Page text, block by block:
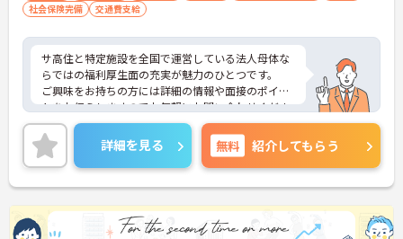
社会保険完備
交通費支給
サ高住と特定施設を全国で運営している法人母体な
らではの福利厚生面の充実が魅力のひとつです。
ご興味をお持ちの方には詳細の情報や面接のポイン
トをお伝えしますのでお気軽にお問い合わせくださ
いませ。
詳細を見る 無料 紹介してもらう